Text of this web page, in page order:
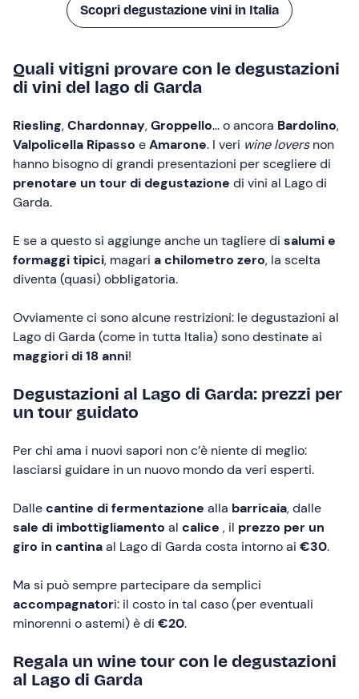
Scopri degustazione vini in Italia
Quali vitigni provare con le degustazioni
di vini del lago di Garda
Riesling,Chardonnay,Groppello… o ancora Bardolino,
Valpolicella Ripasso eAmarone. I veri wine loversnon
hanno bisogno di grandi presentazioni per scegliere di
prenotare un tour di degustazione di vini al Lago di
Garda.
E se a questo si aggiunge anche un tagliere di salumi e
formaggi tipici, magari a chilometro zero, la scelta
diventa (quasi) obbligatoria.
Ovviamente ci sono alcune restrizioni: le degustazioni al
Lago di Garda (come in tutta Italia) sono destinate ai
maggiori di 18 anni!
Degustazioni al Lago di Garda: prezzi per
un tour guidato
Per chi ama i nuovi sapori non c’è niente di meglio:
lasciarsi guidare in un nuovo mondo da veri esperti.
Dallecantine di fermentazione alla barricaia, dalle
sale di imbottigliamento al calice , il prezzo per un
giro in cantinaal Lago di Garda costa intorno ai €30.
Ma si può sempre partecipare da semplici
accompagnatori: il costo in tal caso (per eventuali
minorenni o astemi) è di €20.
Regala un wine tour con le degustazioni
al Lago di Garda